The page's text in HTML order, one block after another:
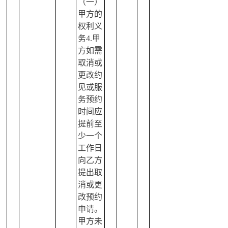
甲方的
权利义
务4.甲
方如需
取消或
更改约
见或服
务预约
时间应
提前至
少一个
工作日
向乙方
提出取
消或更
改预约
申请。
甲方未